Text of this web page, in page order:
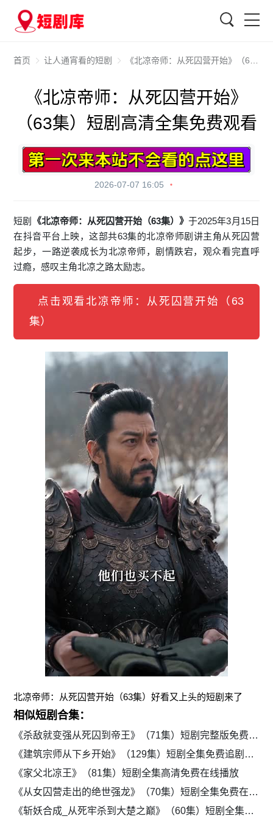
首页 让人通宵看的短剧 《北凉帝师：从死囚营开始》（63集）短剧高清全集免费观看
《北凉帝师：从死囚营开始》
（63集）短剧高清全集免费观看
2026-07-07 16:05
短剧 《北凉帝师：从死囚营开始（63集）》于2025年3月15日
在抖音平台上映，这部共63集的北凉帝师剧讲主角从死囚营
起步，一路逆袭成长为北凉帝师，剧情跌宕，观众看完直呼
过瘾，感叹主角北凉之路太励志。
点击观看北凉帝师：从死囚营开始（63
集）
北凉帝师：从死囚营开始（63集）好看又上头的短剧来了
相似短剧合集：
《杀敌就变强从死囚到帝王》（71集）短剧完整版免费在线看
《建筑宗师从下乡开始》（129集）短剧全集免费追剧神器
《家父北凉王》（81集）短剧全集高清免费在线播放
《从女囚营走出的绝世强龙》（70集）短剧全集免费在线追
《斩妖合成_从死牢杀到大楚之巅》（60集）短剧全集免费一键观看